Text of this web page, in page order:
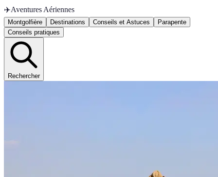
✈️Aventures Aériennes
Montgolfière Destinations Conseils et Astuces
Parapente
Conseils pratiques
Rechercher